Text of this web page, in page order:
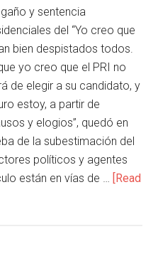
y sentencia
del “Yo creo que
bien despistados todos.
yo creo que el PRI no
de elegir a su candidato, y
estoy, a partir de
y elogios”, quedó en
de la subestimación del
políticos y agentes
están en vías de … [Read